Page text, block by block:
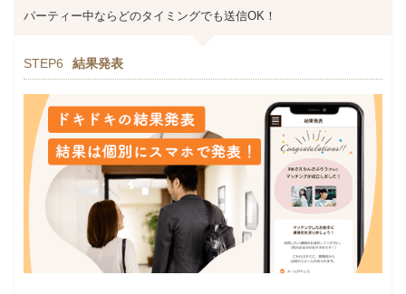
パーティー中ならどのタイミングでも送信OK！
STEP6 結果発表